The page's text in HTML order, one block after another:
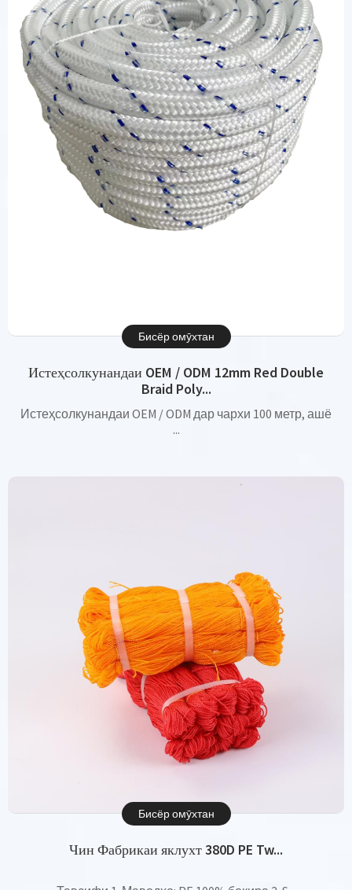
Истеҳсолкунандаи OEM / ODM 12mm Red Double
Braid Poly...
Истеҳсолкунандаи OEM / ODM дар чархи 100 метр, ашё
...
Бисёр омӯхтан
Чин Фабрикаи яклухт 380D PE Tw...
Бисёр омӯхтан